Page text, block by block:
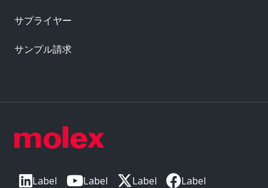
Label Label Label Label
サプライヤー
サンプル請求